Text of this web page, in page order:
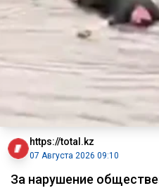
https://total.kz
07 Августа 2026 09:10
За нарушение